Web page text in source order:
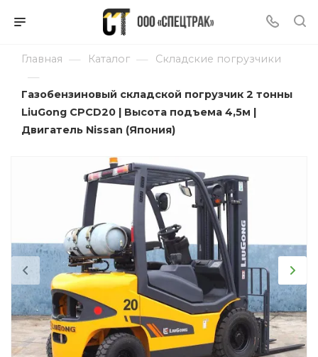
Главная — Каталог — Складские погрузчики
—
Газобензиновый складской погрузчик 2 тонны
LiuGong CPCD20 | Высота подъема 4,5м |
Двигатель Nissan (Япония)